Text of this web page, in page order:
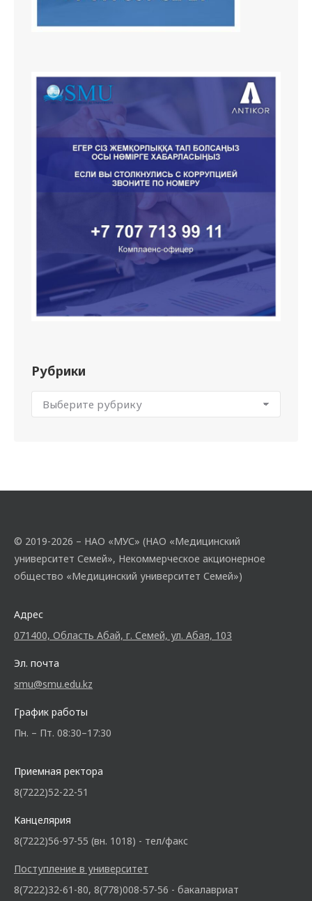
Рубрики
© 2019-2026 – НАО «МУС» (НАО «Медицинский
университет Семей», Некоммерческое акционерное
общество «Медицинский университет Семей»)
Адрес
071400, Область Абай, г. Семей, ул. Абая, 103
Эл. почта
smu@smu.edu.kz
График работы
Пн. – Пт. 08:30–17:30
Приемная ректора
8(7222)52-22-51
Канцелярия
8(7222)56-97-55 (вн. 1018) - тел/факс
Поступление в университет
8(7222)32-61-80, 8(778)008-57-56 - бакалавриат